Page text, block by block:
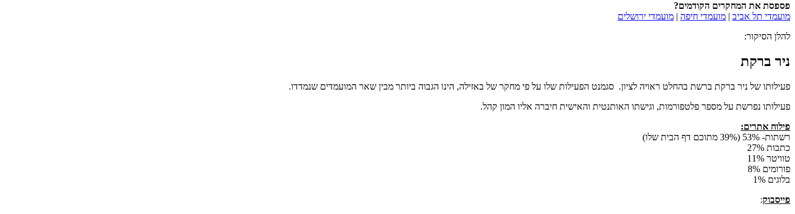
פספסת את המחקרים הקודמים?
מועמדי תל אביב | מועמדי חיפה | מועמדי ירושלים
להלן הסיקור:
ניר ברקת
פעילותו של ניר ברקת ברשת בהחלט ראויה לציון. סגמנט הפעילות שלו על פי מחקר של באזילה, הינו הגבוה ביותר מבין שאר המועמדים שנמדדו.
פעילותו נפרשת על מספר פלטפורמות, וגישתו האותנטית והאישית חיברה אליו המון קהל.
פילוח אתרים:
רשתות- 53% (39% מתוכם דף הבית שלו)
כתבות 27%
טוויטר 11%
פורומים 8%
בלוגים 1%
פייסבוק: